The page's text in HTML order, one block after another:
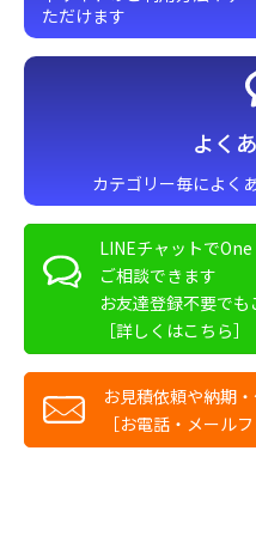
ただけます
よく
カテゴリー毎によく
LINEチャットで
ご相談できます
お友達登録不要でも
［詳しくはこちら］
お見積依頼や納期
［お電話・メール